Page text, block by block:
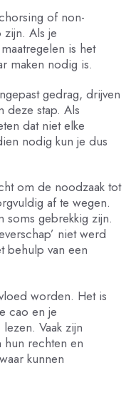
of non-
zijn. Als je
is het
maken nodig is.
gedrag, drijven
deze stap. Als
dat niet elke
nodig kun je dus
om de noodzaak tot
af te wegen.
soms gebrekkig zijn.
niet werd
behulp van een
worden. Het is
cao en je
Vaak zijn
hun rechten en
kunnen